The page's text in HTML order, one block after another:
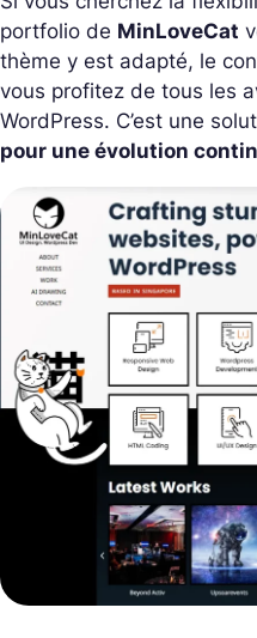
portfolio de MinLoveCat
thème y est adapté, le
vous profitez de tous les
WordPress. C’est une
pour une évolution